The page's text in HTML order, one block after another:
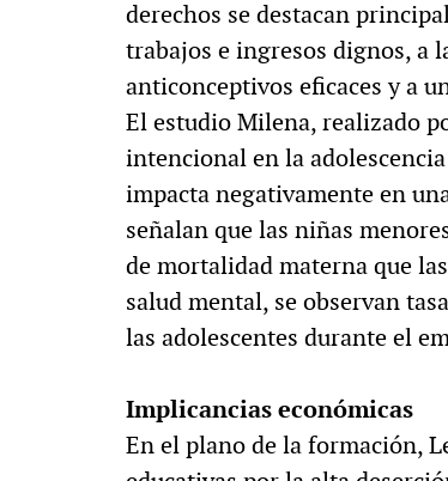
derechos se destacan
trabajos e ingresos dignos, a
anticonceptivos eficaces y a
El estudio Milena, realizado
intencional en la
impacta negativamente en
señalan que las niñas
de mortalidad materna que
salud mental, se observan
las adolescentes durante el
Implicancias económicas
En el plano de la formación,